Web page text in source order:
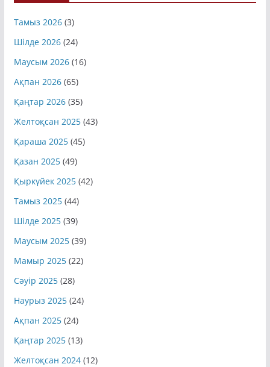
Тамыз 2026(3)
Шілде 2026(24)
Маусым 2026(16)
Ақпан 2026(65)
Қаңтар 2026(35)
Желтоқсан 2025(43)
Қараша 2025(45)
Қазан 2025(49)
Қыркүйек 2025(42)
Тамыз 2025(44)
Шілде 2025(39)
Маусым 2025(39)
Мамыр 2025(22)
Сәуір 2025(28)
Наурыз 2025(24)
Ақпан 2025(24)
Қаңтар 2025(13)
Желтоқсан 2024(12)